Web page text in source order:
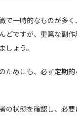
で一時的なものが多
どですが、重篤な副
しょう。
ためにも、必ず定期
の状態を確認し、必